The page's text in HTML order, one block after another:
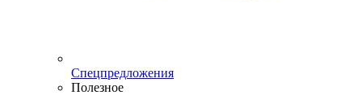
Спецпредложения
Полезное